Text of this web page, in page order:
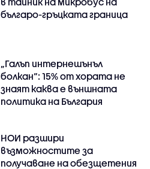
българо-гръцката граница
„Галъп интернешънъл
болкан“: 15% от хората не
знаят каква е външната
политика на България
НОИ разшири
възможностите за
получаване на обезщетения